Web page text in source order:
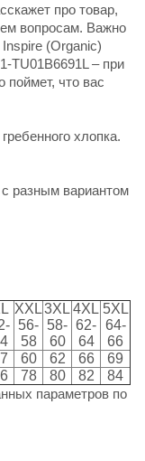
про товар,
вопросам. Важно
(Organic)
TU01B6691L – при
поймет, что вас
хлопка.
с разным вариантом
XXL
56-
58
3XL
58-
60
4XL
62-
64
5XL
64-
66
60 62 66
69
78 80 82
84
параметров по